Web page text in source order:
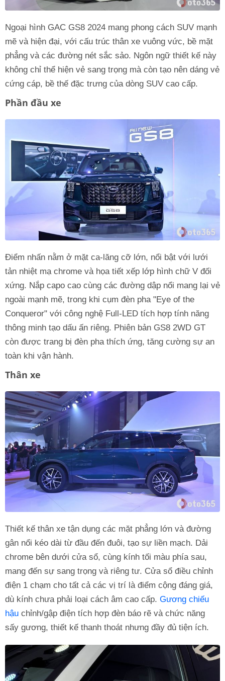
Ngoại hình GAC GS8 2024 mang phong cách SUV mạnh
mẽ và hiện đại, với cấu trúc thân xe vuông vức, bề mặt
phẳng và các đường nét sắc sảo. Ngôn ngữ thiết kế này
không chỉ thể hiện vẻ sang trọng mà còn tạo nên dáng vẻ
cứng cáp, bề thế đặc trưng của dòng SUV cao cấp.
Phần đầu xe
Điểm nhấn nằm ở mặt ca-lăng cỡ lớn, nổi bật với lưới
tản nhiệt mạ chrome và họa tiết xếp lớp hình chữ V đối
xứng. Nắp capo cao cùng các đường dập nổi mang lại vẻ
ngoài mạnh mẽ, trong khi cụm đèn pha "Eye of the
Conqueror" với công nghệ Full-LED tích hợp tính năng
thông minh tạo dấu ấn riêng. Phiên bản GS8 2WD GT
còn được trang bị đèn pha thích ứng, tăng cường sự an
toàn khi vận hành.
Thân xe
Thiết kế thân xe tận dụng các mặt phẳng lớn và đường
gân nổi kéo dài từ đầu đến đuôi, tạo sự liền mạch. Dải
chrome bên dưới cửa sổ, cùng kính tối màu phía sau,
mang đến sự sang trọng và riêng tư. Cửa sổ điều chỉnh
điện 1 chạm cho tất cả các vị trí là điểm cộng đáng giá,
dù kính chưa phải loại cách âm cao cấp. Gương chiếu
hậu chỉnh/gập điện tích hợp đèn báo rẽ và chức năng
sấy gương, thiết kế thanh thoát nhưng đầy đủ tiện ích.